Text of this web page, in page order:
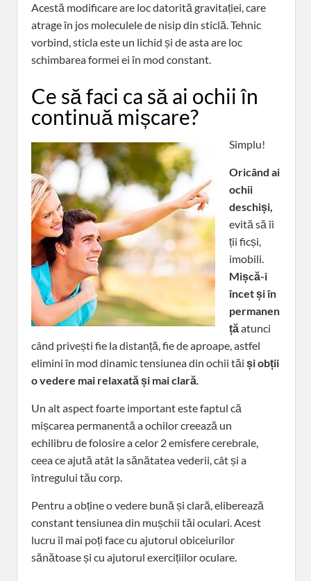
Acestă modificare are loc datorită gravitației, care
atrage în jos moleculele de nisip din sticlă. Tehnic
vorbind, sticla este un lichid și de asta are loc
schimbarea formei ei în mod constant.
Ce să faci ca să ai ochii în
continuă mișcare?
Simplu!
Oricând ai
ochii
deschiși,
evită să îi
ții ficși,
imobili.
Mișcă-i
încet și în
permanen
țăatunci
când privești fie la distanță, fie de aproape, astfel
elimini în mod dinamic tensiunea din ochii tăi șiobții
o vedere mai relaxată și mai clară.
Un alt aspect foarte important este faptul că
mișcarea permanentă a ochilor creează un
echilibru de folosire a celor 2 emisfere cerebrale,
ceea ce ajută atât la sănătatea vederii, cât și a
întregului tău corp.
Pentru a obține o vedere bună și clară, eliberează
constant tensiunea din mușchii tăi oculari. Acest
lucru îl mai poți face cu ajutorul obiceiurilor
sănătoase și cu ajutorul exercițiilor oculare.